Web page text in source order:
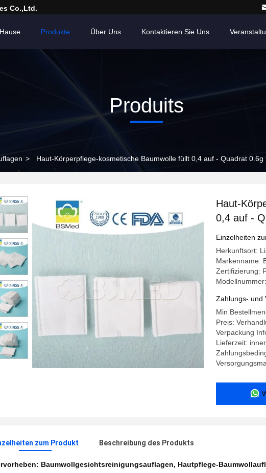
Co.,Ltd.
Produkte Über Uns Kontaktieren Sie Uns
Produits
> Haut-Körperpflege-kosmetische Baumwolle füllt 0,4 auf - Quadrat
Haut-
0,4 auf -
Einzelheiten
Herkunftsort:
Markenname:
Zertifizierung:
Zahlungs- und
Min
Preis:
Verpackung
Lieferzeit:
zum Produkt Beschreibung des Produkts
Baumwollgesichtsreinigungsauflagen, Hautpflege-